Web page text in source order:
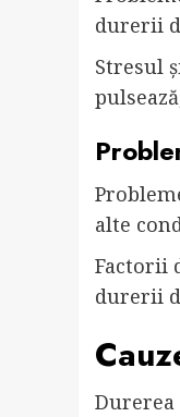
durerii
Stresul
alte
Factorii
durerii
Durerea